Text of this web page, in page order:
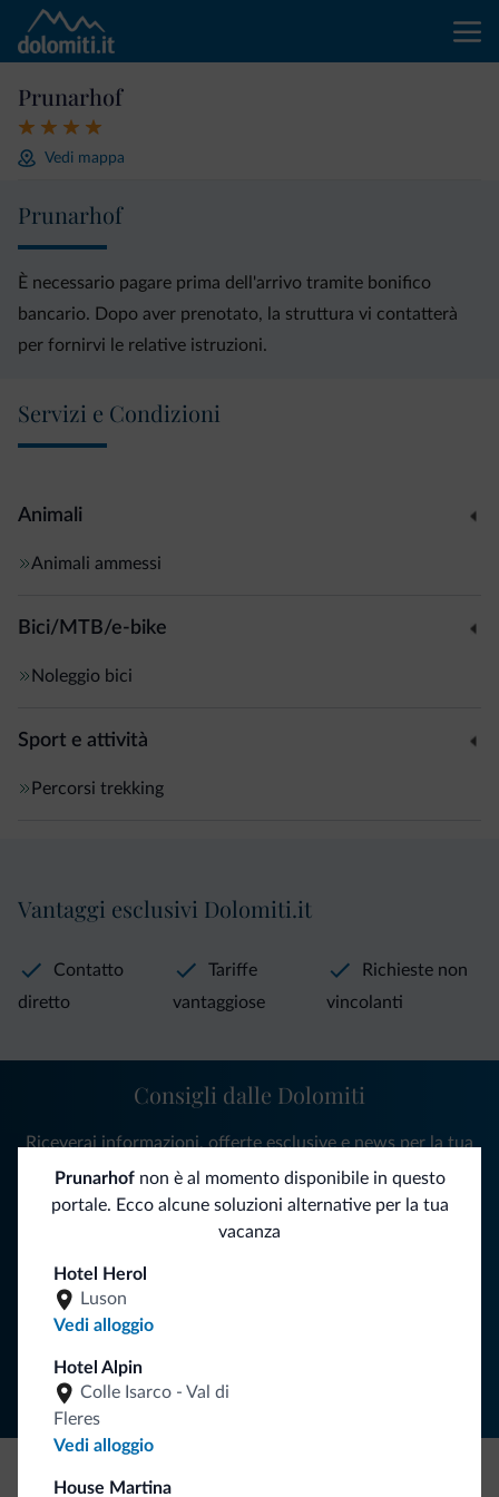
Prunarhof
Vedi mappa
Prunarhof
È necessario pagare prima dell'arrivo tramite bonifico
bancario. Dopo aver prenotato, la struttura vi contatterà
per fornirvi le relative istruzioni.
Servizi e Condizioni
Animali
Animali ammessi
Bici/MTB/e-bike
Noleggio bici
Sport e attività
Percorsi trekking
Prunarhofnon è al momento disponibile in questo
portale. Ecco alcune soluzioni alternative per la tua
vacanza
Hotel Herol
Luson
Vedi alloggio
Hotel Alpin
Colle Isarco - Val di
Fleres
Vedi alloggio
House Martina
Vantaggi esclusivi Dolomiti.it
Contatto
diretto
Tariffe
vantaggiose
Richieste non
vincolanti
Consigli dalle Dolomiti
Riceverai informazioni, offerte esclusive e news per la tua
vacanza nelle Dolomiti.